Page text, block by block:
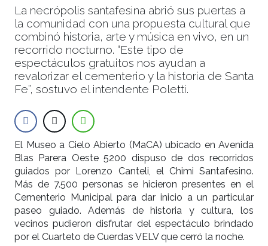
La necrópolis santafesina abrió sus puertas a
la comunidad con una propuesta cultural que
combinó historia, arte y música en vivo, en un
recorrido nocturno. “Este tipo de
espectáculos gratuitos nos ayudan a
revalorizar el cementerio y la historia de Santa
Fe”, sostuvo el intendente Poletti.
El Museo a Cielo Abierto (MaCA) ubicado en Avenida
Blas Parera Oeste 5200 dispuso de dos recorridos
guiados por Lorenzo Canteli, el Chimi Santafesino.
Más de 7.500 personas se hicieron presentes en el
Cementerio Municipal para dar inicio a un particular
paseo guiado. Además de historia y cultura, los
vecinos pudieron disfrutar del espectáculo brindado
por el Cuarteto de Cuerdas VELV que cerró la noche.